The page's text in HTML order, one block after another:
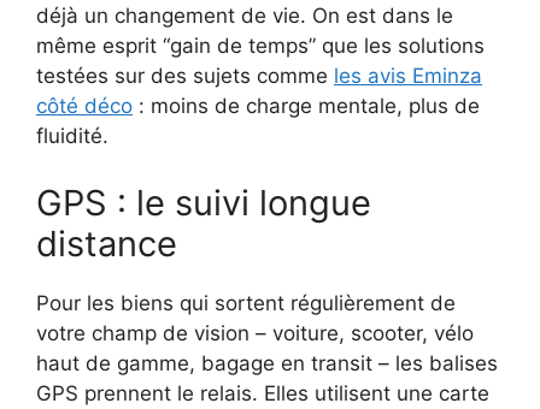
déjà un changement de vie. On est dans le
même esprit “gain de temps” que les solutions
testées sur des sujets comme les avis Eminza
côté déco : moins de charge mentale, plus de
fluidité.
GPS : le suivi longue
distance
Pour les biens qui sortent régulièrement de
votre champ de vision – voiture, scooter, vélo
haut de gamme, bagage en transit – les balises
GPS prennent le relais. Elles utilisent une carte